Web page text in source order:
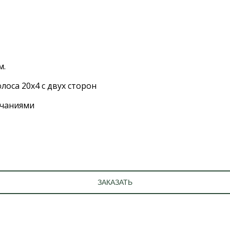
20х4 с двух сторон
ЗАКАЗАТЬ